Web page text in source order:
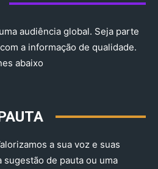
audiência global. Seja parte
a informação de qualidade.
abaixo
a sua voz e suas
sugestão de pauta ou uma